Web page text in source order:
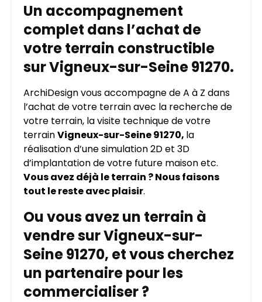
Un accompagnement
complet dans l’achat de
votre terrain constructible
sur Vigneux-sur-Seine 91270.
ArchiDesign vous accompagne de A à Z dans
l’achat de votre terrain avec la recherche de
votre terrain, la visite technique de votre
terrainVigneux-sur-Seine 91270, la
réalisation d’une simulation 2D et 3D
d’implantation de votre future maison etc.
Vous avez déjà le terrain ? Nous faisons
tout le reste avec plaisir.
Ou vous avez un terrain à
vendre sur Vigneux-sur-
Seine 91270, et vous cherchez
un partenaire pour les
commercialiser ?